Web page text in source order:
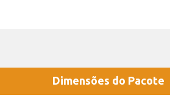
Dimensões do Pacote